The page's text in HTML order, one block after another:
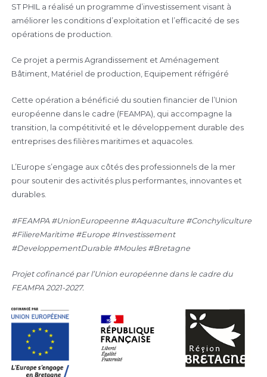
ST PHIL a réalisé un programme d’investissement visant à
améliorer les conditions d’exploitation et l’efficacité de ses
opérations de production.
Ce projet a permis Agrandissement et Aménagement
Bâtiment, Matériel de production, Equipement réfrigéré
Cette opération a bénéficié du soutien financier de l’Union
européenne dans le cadre (FEAMPA), qui accompagne la
transition, la compétitivité et le développement durable des
entreprises des filières maritimes et aquacoles.
L’Europe s’engage aux côtés des professionnels de la mer
pour soutenir des activités plus performantes, innovantes et
durables.
#FEAMPA #UnionEuropeenne #Aquaculture #Conchyliculture
#FiliereMaritime #Europe #Investissement
#DeveloppementDurable #Moules #Bretagne
Projet cofinancé par l’Union européenne dans le cadre du
FEAMPA 2021-2027.